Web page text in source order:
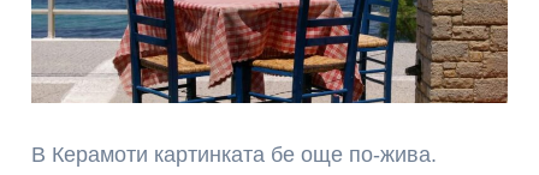
В Керамоти картинката бе още по-жива.